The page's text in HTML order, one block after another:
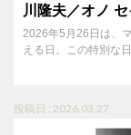
川隆夫／オノ
2026年5月26日は、
える日。この特別な
投稿日 : 2026.03.27